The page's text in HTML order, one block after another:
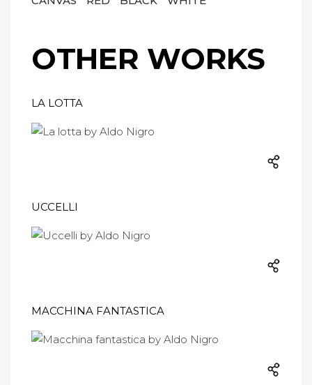
OTHER WORKS
LA LOTTA
UCCELLI
MACCHINA FANTASTICA